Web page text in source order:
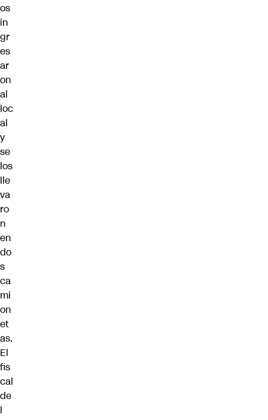
os
in
gr
es
ar
on
al
loc
al
y
se
los
lle
va
ro
n
en
do
s
ca
mi
on
et
as.
El
fis
cal
de
l